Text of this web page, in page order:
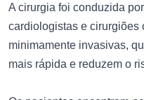
A cirurgia foi conduzida
cardiologistas e cirurgiões
minimamente invasivas,
mais rápida e reduzem o